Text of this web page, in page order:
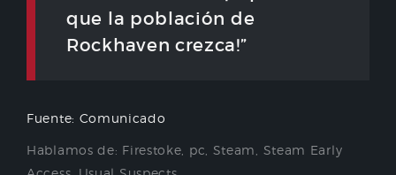
que la población de
Rockhaven crezca!”
Fuente: Comunicado
Hablamos de: Firestoke pc Steam
Steam Early